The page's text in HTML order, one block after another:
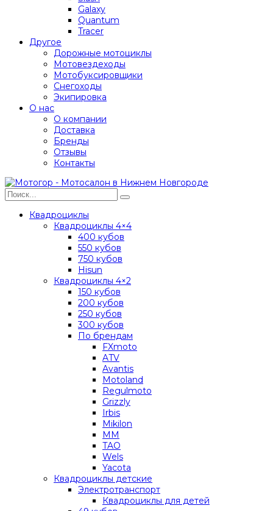
Galaxy
Quantum
Tracer
Другое
Дорожные мотоциклы
Мотовездеходы
Мотобуксировщики
Снегоходы
Экипировка
О нас
О компании
Доставка
Бренды
Отзывы
Контакты
Квадроциклы
Квадроциклы 4×4
400 кубов
550 кубов
750 кубов
Hisun
Квадроциклы 4×2
150 кубов
200 кубов
250 кубов
300 кубов
По брендам
FXmoto
ATV
Avantis
Motoland
Regulmoto
Grizzly
Irbis
Mikilon
MM
TAO
Wels
Yacota
Квадроциклы детские
Электротранспорт
Квадроциклы для детей